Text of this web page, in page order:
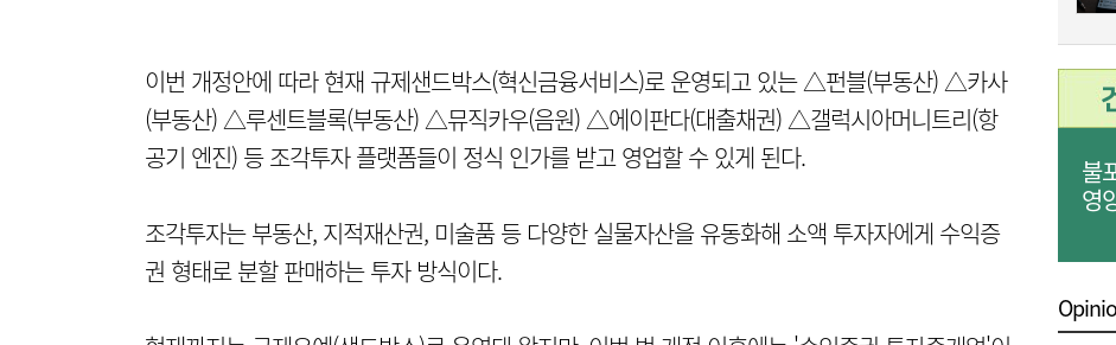
이번 개정안에 따라 현재 규제샌드박스(혁신금융서비스)로 운영되고 있는 △펀블(부동산) △카사
(부동산) △루센트블록(부동산) △뮤직카우(음원) △에이판다(대출채권) △갤럭시아머니트리(항
공기 엔진) 등 조각투자 플랫폼들이 정식 인가를 받고 영업할 수 있게 된다.
조각투자는 부동산, 지적재산권, 미술품 등 다양한 실물자산을 유동화해 소액 투자자에게 수익증
권 형태로 분할 판매하는 투자 방식이다.
16:26
불
영